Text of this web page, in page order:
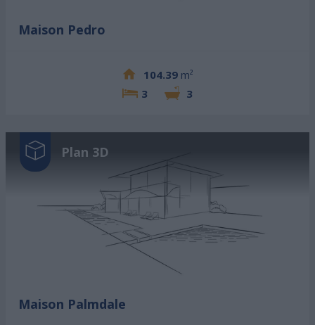
Maison Pedro
104.39 m²
3
3
Plan 3D
Maison Palmdale